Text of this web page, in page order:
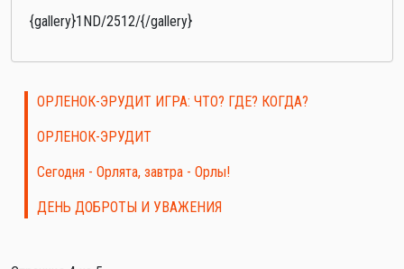
{gallery}1ND/2512/{/gallery}
ОРЛЕНОК-ЭРУДИТ ИГРА: ЧТО? ГДЕ? КОГДА?
ОРЛЕНОК-ЭРУДИТ
Сегодня - Орлята, завтра - Орлы!
ДЕНЬ ДОБРОТЫ И УВАЖЕНИЯ